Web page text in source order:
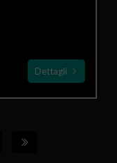
Dettagli